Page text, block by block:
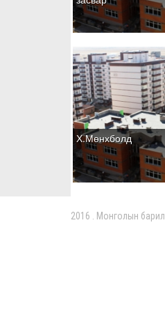
Х.Мөнхболд
2016 . Монголын